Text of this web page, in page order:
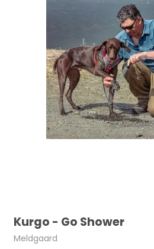
Kurgo - Go Shower
Meldgaard